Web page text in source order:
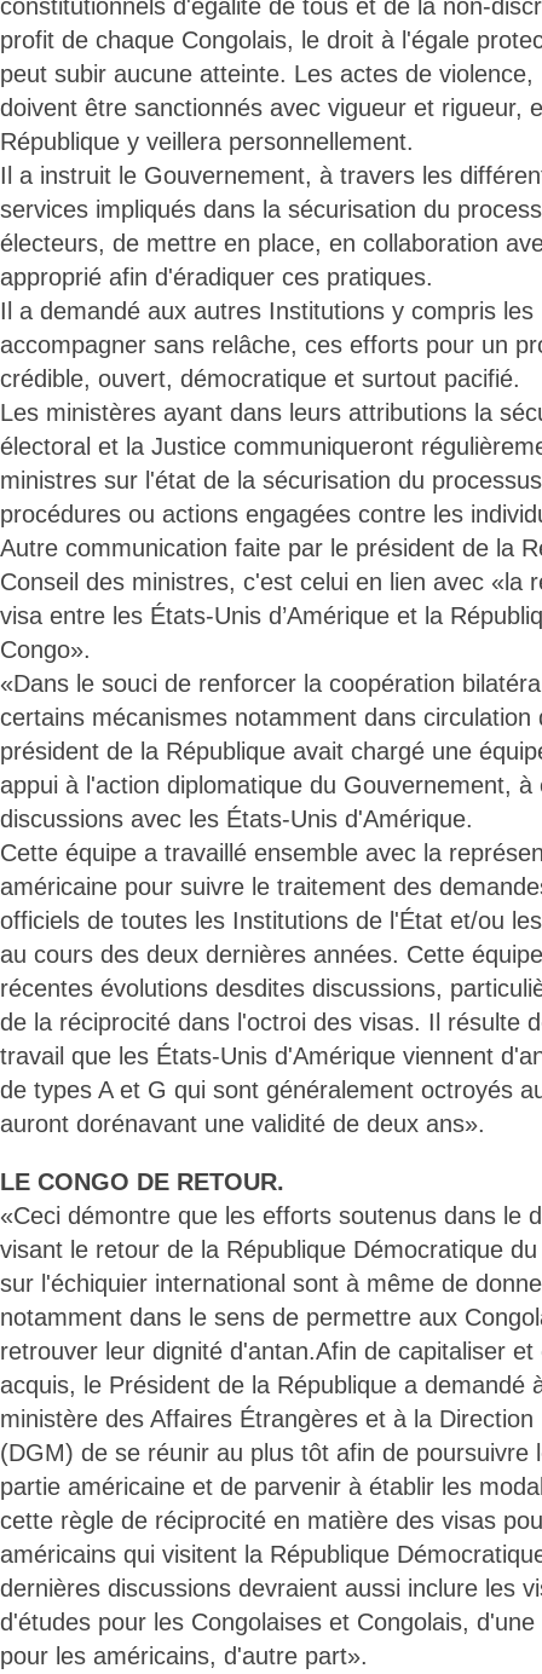
constitutionnels d'égalité de tous et de la non-
profit de chaque Congolais, le droit à l'égale
peut subir aucune atteinte. Les actes de
doivent être sanctionnés avec vigueur et rigueur,
République y veillera personnellement.
Il a instruit le Gouvernement, à travers les
services impliqués dans la sécurisation du
électeurs, de mettre en place, en collaboration
approprié afin d'éradiquer ces pratiques.
Il a demandé aux autres Institutions y compris
accompagner sans relâche, ces efforts pour un
crédible, ouvert, démocratique et surtout pacifié.
Les ministères ayant dans leurs attributions la
électoral et la Justice communiqueront
ministres sur l'état de la sécurisation du
procédures ou actions engagées contre les
Autre communication faite par le président de la
Conseil des ministres, c'est celui en lien avec «la
visa entre les États-Unis d’Amérique et la
Congo».
«Dans le souci de renforcer la coopération
certains mécanismes notamment dans circulation
président de la République avait chargé une
appui à l'action diplomatique du Gouvernement, à
discussions avec les États-Unis d'Amérique.
Cette équipe a travaillé ensemble avec la
américaine pour suivre le traitement des
officiels de toutes les Institutions de l'État et/ou
au cours des deux dernières années. Cette
récentes évolutions desdites discussions,
de la réciprocité dans l'octroi des visas. Il résulte
travail que les États-Unis d'Amérique viennent
de types A et G qui sont généralement octroyés
auront dorénavant une validité de deux ans».
LE CONGO DE RETOUR.
«Ceci démontre que les efforts soutenus dans le
visant le retour de la République Démocratique
sur l'échiquier international sont à même de
notamment dans le sens de permettre aux
retrouver leur dignité d'antan.Afin de capitaliser
acquis, le Président de la République a demandé
ministère des Affaires Étrangères et à la
(DGM) de se réunir au plus tôt afin de poursuivre
partie américaine et de parvenir à établir les
cette règle de réciprocité en matière des visas
américains qui visitent la République
dernières discussions devraient aussi inclure les
d'études pour les Congolaises et Congolais,
pour les américains, d'autre part».